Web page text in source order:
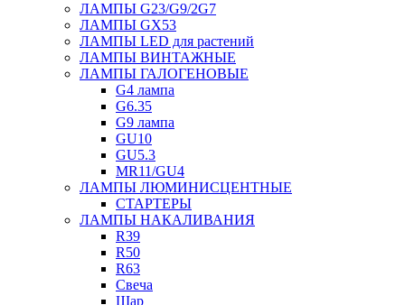
ЛАМПЫ G23/G9/2G7
ЛАМПЫ GX53
ЛАМПЫ LED для растений
ЛАМПЫ ВИНТАЖНЫЕ
ЛАМПЫ ГАЛОГЕНОВЫЕ
G4 лампа
G6.35
G9 лампа
GU10
GU5.3
MR11/GU4
ЛАМПЫ ЛЮМИНИСЦЕНТНЫЕ
СТАРТЕРЫ
ЛАМПЫ НАКАЛИВАНИЯ
R39
R50
R63
Свеча
Шар